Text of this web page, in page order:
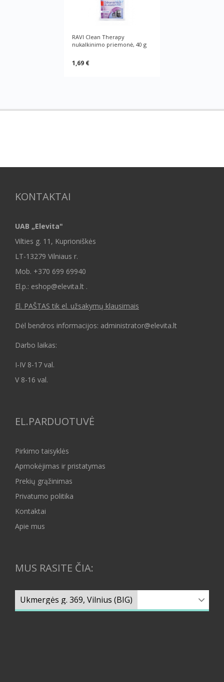
RAVI Clean Therapy
nukalkinimo priemonė, 40 g
1,69 €
KONTAKTAI
UAB „Elevita"
Vilties g. 11, Kuprioniškės
LT-13279 Vilniaus r.
Mob. +370 699 69940
El.p.: eshop@elevita.lt .
El. PAŠTAS tik el. užsakymų klausimais
Dėl bendros informacijos: administrator@elevita.lt
Darbo laikas:
I-IV 8-17 val.
V 8-16 val.
EL.PARDUOTUVĖ
Pirkimo taisyklės
Apmokėjimas ir pristatymas
Prekių grąžinimas
Privatumo politika
Kontaktai
Apie mus
MUS RASITE ČIA: